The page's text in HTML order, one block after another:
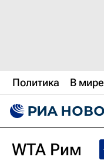
Политика В мире
WTA Рим